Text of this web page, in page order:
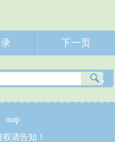
下一页
map
请告知！